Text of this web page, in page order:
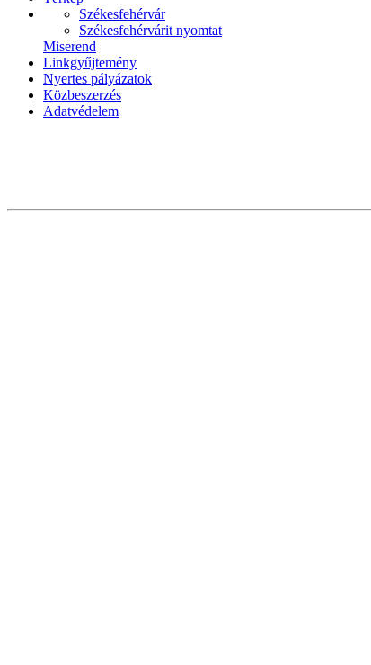
Székesfehérvár
Székesfehérvárit nyomtat
Miserend
Linkgyűjtemény
Nyertes pályázatok
Közbeszerzés
Adatvédelem